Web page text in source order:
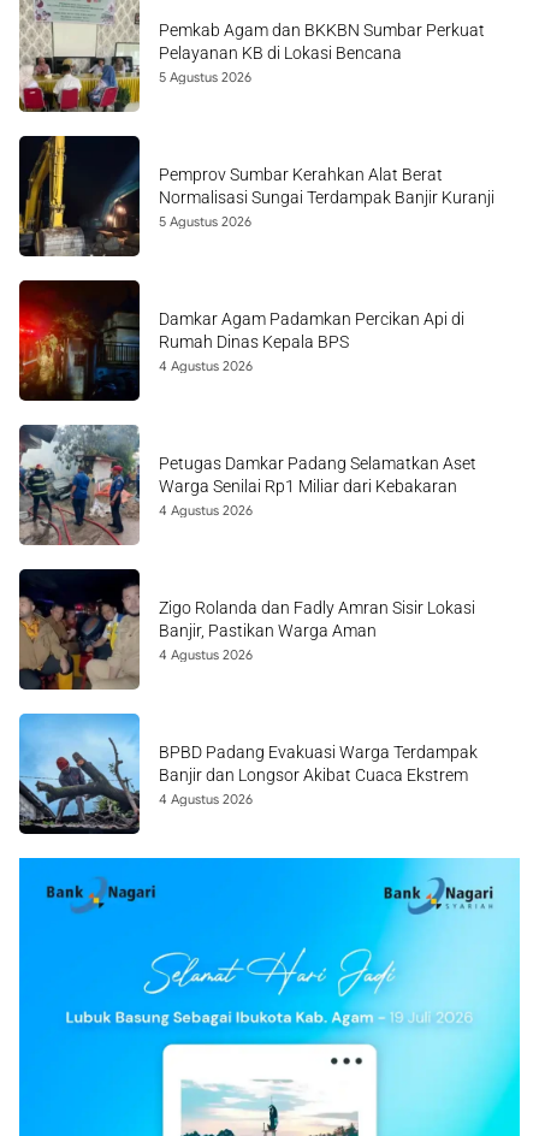
Pemkab Agam dan BKKBN Sumbar Perkuat
Pelayanan KB di Lokasi Bencana
5 Agustus 2026
Pemprov Sumbar Kerahkan Alat Berat
Normalisasi Sungai Terdampak Banjir Kuranji
5 Agustus 2026
Damkar Agam Padamkan Percikan Api di
Rumah Dinas Kepala BPS
4 Agustus 2026
Petugas Damkar Padang Selamatkan Aset
Warga Senilai Rp1 Miliar dari Kebakaran
4 Agustus 2026
Zigo Rolanda dan Fadly Amran Sisir Lokasi
Banjir, Pastikan Warga Aman
4 Agustus 2026
BPBD Padang Evakuasi Warga Terdampak
Banjir dan Longsor Akibat Cuaca Ekstrem
4 Agustus 2026